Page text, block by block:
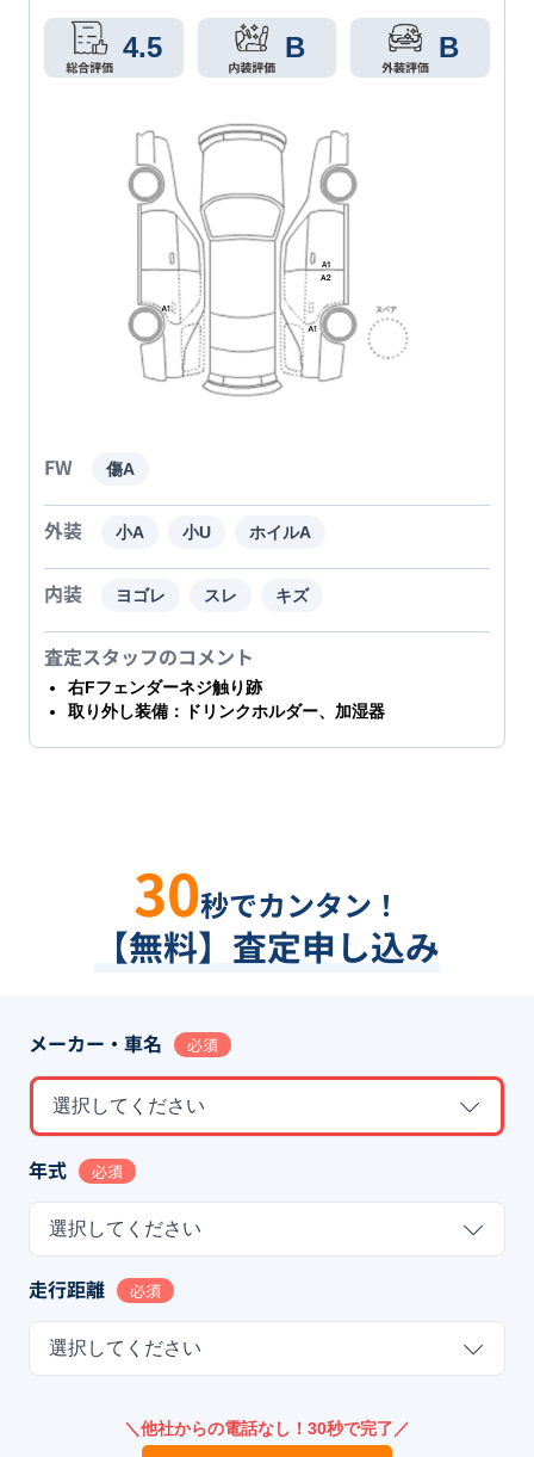
4.5 B B
FW 傷A
外装 小A 小U ホイルA
内装 ヨゴレ スレ キズ
査定スタッフのコメント
右Fフェンダーネジ触り跡
取り外し装備：ドリンクホルダー、加湿器
30秒でカンタン！
【無料】査定申し込み
メーカー・車名 必須
選択してください
年式 必須
選択してください
走行距離 必須
選択してください
＼他社からの電話なし！30秒で完了／